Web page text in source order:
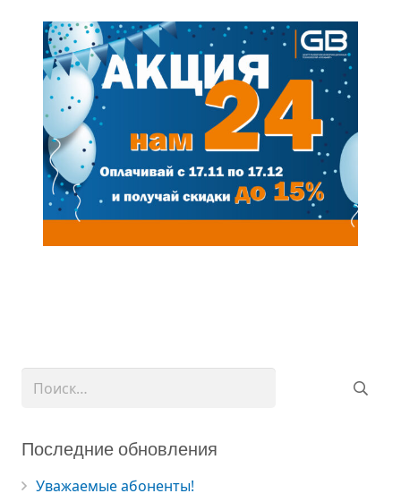
Найти:
Последние обновления
Уважаемые абоненты!